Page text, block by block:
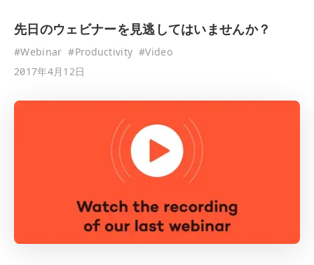
先日のウェビナーを見逃してはいませんか？
#Webinar #Productivity #Video
2017年4月12日